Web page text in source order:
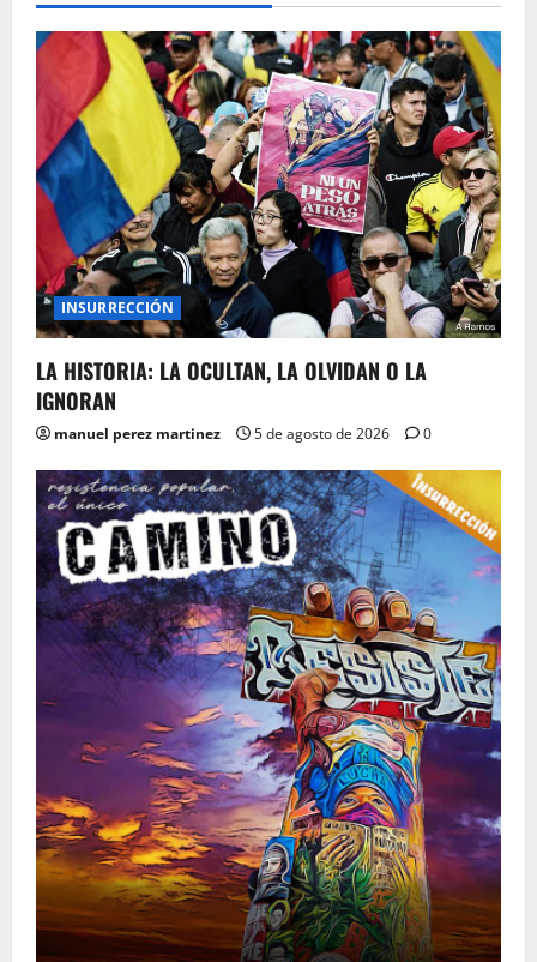
INSURRECCIÓN
LA HISTORIA: LA OCULTAN, LA OLVIDAN O LA
IGNORAN
manuel perez martinez 5 de agosto de 2026 0